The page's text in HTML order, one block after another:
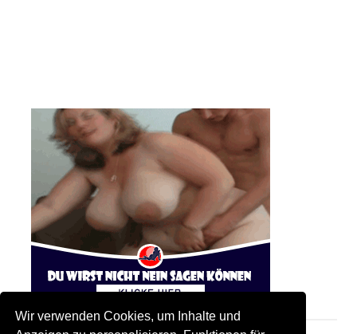
Wir verwenden Cookies, um Inhalte und